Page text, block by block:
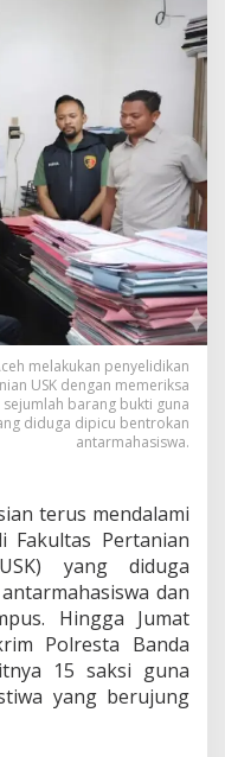
melakukan penyelidikan
USK dengan memeriksa
barang bukti guna
diduga dipicu bentrokan
antarmahasiswa.
terus mendalami
Fakultas Pertanian
yang diduga
dan
Hingga Jumat
Polresta Banda
15 saksi guna
yang berujung